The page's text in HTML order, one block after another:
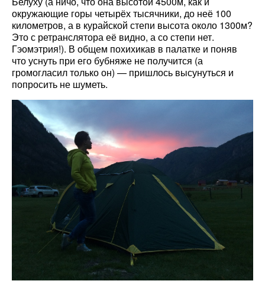
окружающие горы четырёх тысячники, до неё 100
километров, а в курайской степи высота около 1300м?
Это с ретранслятора её видно, а со степи нет.
Гэомэтрия!). В общем похихикав в палатке и поняв
что уснуть при его бубняже не получится (а
громогласил только он) — пришлось высунуться и
попросить не шуметь.